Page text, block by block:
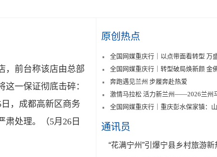
前台称该店由总部
一保证彻底击碎：
，成都高新区商务
处理。（5月26日
原创热点
全国网媒重庆行｜以点带面看转型 万
全国网媒重庆行｜转型破局焕新颜 金
奔跑遇见兰州 步履奔赴热爱
激情马拉松 活力新兰州——2026兰州
全国网媒重庆行｜重庆彭水保家镇：
通讯员
“花满宁州”引爆宁县乡村旅游新